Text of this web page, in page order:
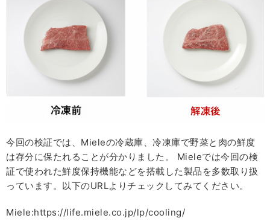
今回の検証では、Mieleの冷蔵庫、冷凍庫で野菜と肉の鮮度
は存分に保たれることが分かりました。 Mieleでは今回の検
証で使われた鮮度保持機能などを搭載した製品を多数取り扱
っています。以下のURLよりチェックしてみてください。
Miele:https://life.miele.co.jp/lp/cooling/